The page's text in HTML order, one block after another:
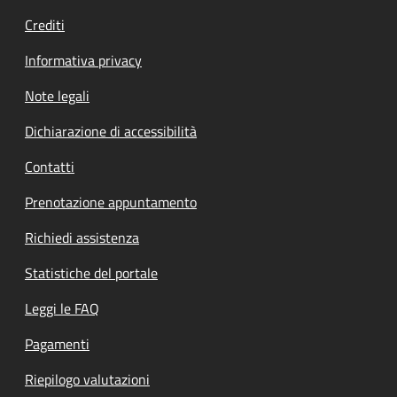
Crediti
Informativa privacy
Note legali
Dichiarazione di accessibilità
Contatti
Prenotazione appuntamento
Richiedi assistenza
Statistiche del portale
Leggi le FAQ
Pagamenti
Riepilogo valutazioni